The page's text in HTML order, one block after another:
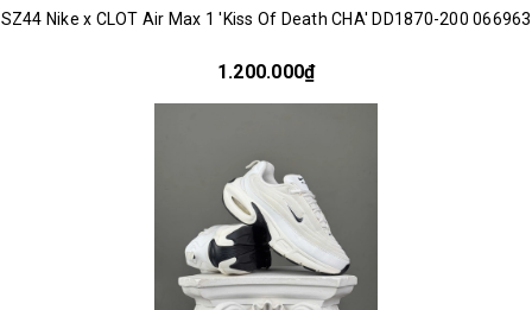
SZ44 Nike x CLOT Air Max 1 'Kiss Of Death CHA' DD1870-200 066963
1.200.000₫